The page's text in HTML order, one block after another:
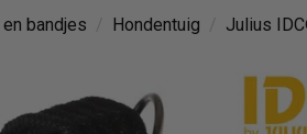
bandjes Hondentuig Julius